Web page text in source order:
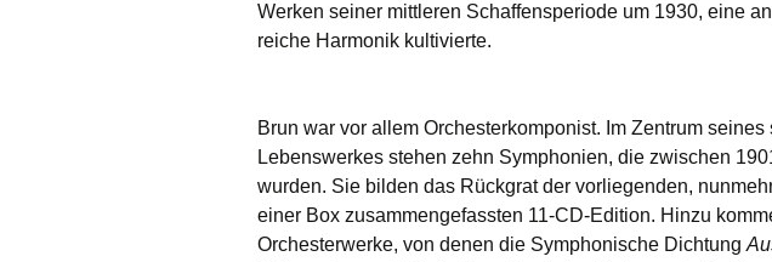
Werken seiner mittleren Schaffensperiode um 1930, eine
reiche Harmonik kultivierte.
Brun war vor allem Orchesterkomponist. Im Zentrum seines
Lebenswerkes stehen zehn Symphonien, die zwischen
wurden. Sie bilden das Rückgrat der vorliegenden,
einer Box zusammengefassten 11-CD-Edition. Hinzu
Orchesterwerke, von denen die Symphonische Dichtung